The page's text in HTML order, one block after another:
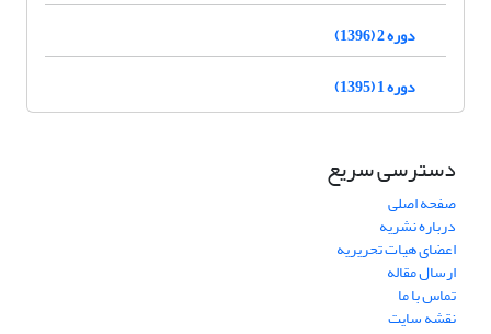
دوره 2 (1396)
دوره 1 (1395)
دسترسی سریع
صفحه اصلی
درباره نشریه
اعضای هیات تحریریه
ارسال مقاله
تماس با ما
نقشه سایت